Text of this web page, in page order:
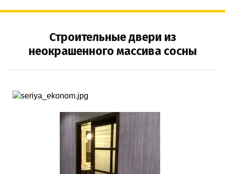
Строительные двери из
неокрашенного массива сосны